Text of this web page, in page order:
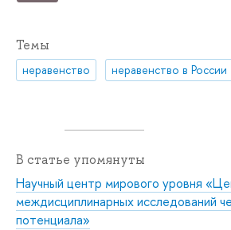
Темы
неравенство неравенство в России
В статье упомянуты
Научный центр мирового уровня
междисциплинарных исследований
потенциала»